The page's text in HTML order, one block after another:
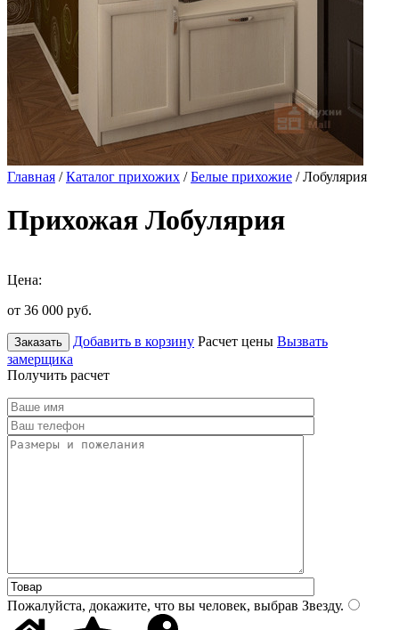
Главная /Каталог прихожих /Белые прихожие / Лобулярия
Прихожая Лобулярия
Цена:
от 36 000 руб.
Заказать Добавить в корзину Расчет цены Вызвать
замерщика
Получить расчет
Пожалуйста, докажите, что вы человек, выбрав Звезду.